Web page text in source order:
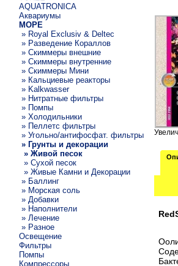
AQUATRONICA
Аквариумы
МОРЕ
» Royal Exclusiv & Deltec
» Разведение Кораллов
» Скиммеры внешние
» Скиммеры внутренние
» Скиммеры Мини
» Кальциевые реакторы
» Kalkwasser
» Нитратные фильтры
» Помпы
» Холодильники
» Пеллетс фильтры
» Угольно/антифосфат. фильтры
» Грунты и декорации
» Живой песок
» Сухой песок
» Живые Камни и Декорации
» Баллинг
» Морская соль
» Добавки
» Наполнители
» Лечение
» Разное
Освещение
Фильтры
Помпы
Компрессоры